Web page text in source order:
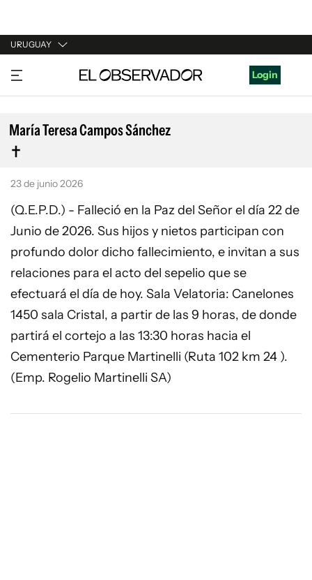
URUGUAY
URUGUAY
ARGENTINA
ESPAÑA
ESTADOS UNIDOS
Login
María Teresa Campos Sánchez
23 de junio 2026
(Q.E.P.D.) - Falleció en la Paz del Señor el día 22 de
Junio de 2026. Sus hijos y nietos participan con
profundo dolor dicho fallecimiento, e invitan a sus
relaciones para el acto del sepelio que se
efectuará el día de hoy. Sala Velatoria: Canelones
1450 sala Cristal, a partir de las 9 horas, de donde
partirá el cortejo a las 13:30 horas hacia el
Cementerio Parque Martinelli (Ruta 102 km 24 ).
(Emp. Rogelio Martinelli SA)